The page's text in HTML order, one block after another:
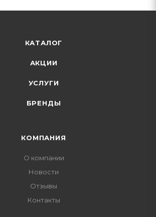
КАТАЛОГ
АКЦИИ
УСЛУГИ
БРЕНДЫ
КОМПАНИЯ
О компании
Новости
Отзывы
Контакты